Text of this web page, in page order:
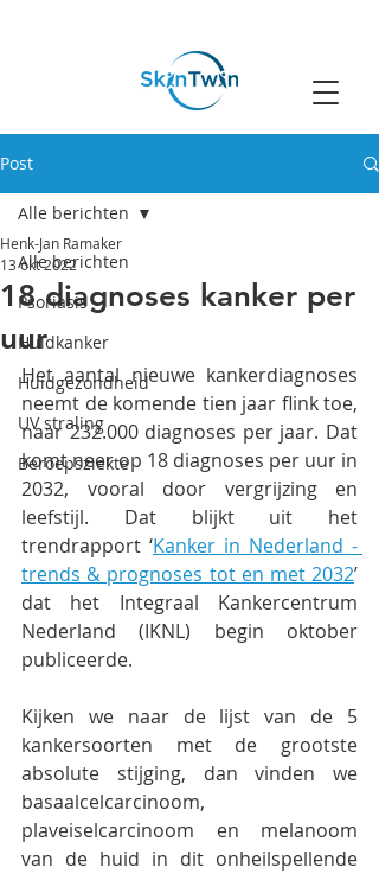
Post
Alle berichten
Psoriasis
Huidkanker
Huidgezondheid
UV straling
Beroepsziekte
Alle berichten
18 diagnoses kanker per
uur
Henk-Jan Ramaker
13 okt 2022
Het aantal nieuwe kankerdiagnoses
neemt de komende tien jaar flink toe,
naar 232.000 diagnoses per jaar. Dat
komt neer op 18 diagnoses per uur in
2032, vooral door vergrijzing en
leefstijl. Dat blijkt uit het
trendrapport ‘Kanker in Nederland -
trends & prognoses tot en met 2032’
dat het Integraal Kankercentrum
Nederland (IKNL) begin oktober
publiceerde.
Kijken we naar de lijst van de 5
kankersoorten met de grootste
absolute stijging, dan vinden we
basaalcelcarcinoom,
plaveiselcarcinoom en melanoom
van de huid in dit onheilspellende